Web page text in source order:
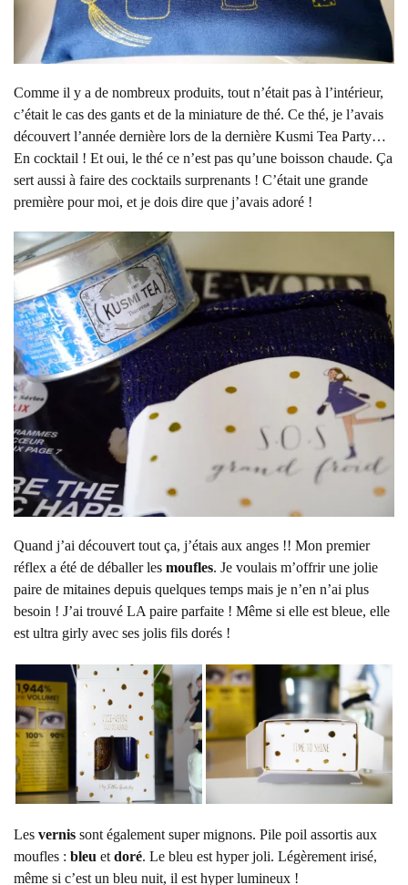
Comme il y a de nombreux produits, tout n’était pas à l’intérieur,
c’était le cas des gants et de la miniature de thé. Ce thé, je l’avais
découvert l’année dernière lors de la dernière Kusmi Tea Party…
En cocktail ! Et oui, le thé ce n’est pas qu’une boisson chaude. Ça
sert aussi à faire des cocktails surprenants ! C’était une grande
première pour moi, et je dois dire que j’avais adoré !
Quand j’ai découvert tout ça, j’étais aux anges !! Mon premier
réflex a été de déballer les moufles. Je voulais m’offrir une jolie
paire de mitaines depuis quelques temps mais je n’en n’ai plus
besoin ! J’ai trouvé LA paire parfaite ! Même si elle est bleue, elle
est ultra girly avec ses jolis fils dorés !
Les vernis sont également super mignons. Pile poil assortis aux
moufles : bleu et doré. Le bleu est hyper joli. Légèrement irisé,
même si c’est un bleu nuit, il est hyper lumineux !